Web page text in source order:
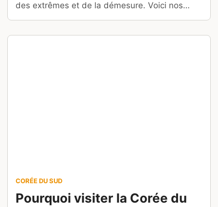
des extrêmes et de la démesure. Voici nos
conseils pour votre voyage
CORÉE DU SUD
Pourquoi visiter la Corée du